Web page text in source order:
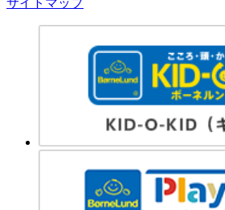
サイトマップ